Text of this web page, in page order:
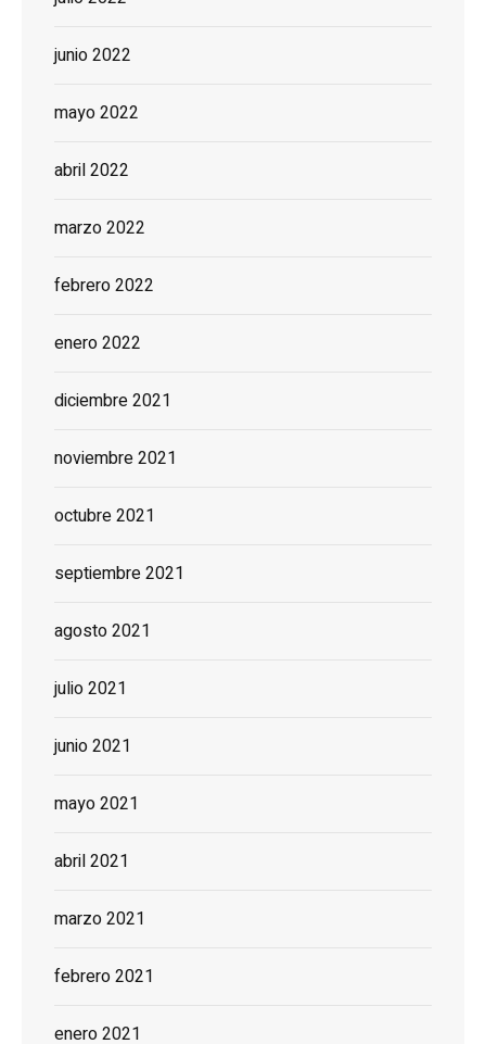
junio 2022
mayo 2022
abril 2022
marzo 2022
febrero 2022
enero 2022
diciembre 2021
noviembre 2021
octubre 2021
septiembre 2021
agosto 2021
julio 2021
junio 2021
mayo 2021
abril 2021
marzo 2021
febrero 2021
enero 2021